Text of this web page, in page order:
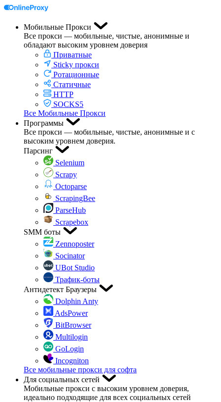
Мобильные Прокси
Все прокси — мобильные, чистые, анонимные и
обладают высоким уровнем доверия
Приватные
Sticky прокси
Ротационные
Статичные
HTTP
SOCKS5
Все Мобильные Прокси
Программы
Все прокси — мобильные, чистые, анонимные и с
высоким уровнем доверия.
Парсинг
Selenium
Scrapy
Octoparse
ScrapingBee
ParseHub
Scrapebox
SMM боты
Zennoposter
Socinator
UBot Studio
Трафик-боты
Антидетект Браузеры
Dolphin Anty
AdsPower
BitBrowser
Multilogin
GoLogin
Incogniton
Все мобильные прокси для софта
Для социальных сетей
Мобильные прокси с высоким уровнем доверия,
идеально подходящие для всех социальных сетей